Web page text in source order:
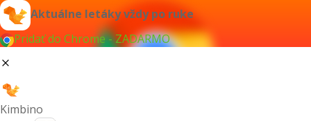
Aktuálne letáky vždy po ruke
Pridať do Chrome - ZADARMO
Kimbino